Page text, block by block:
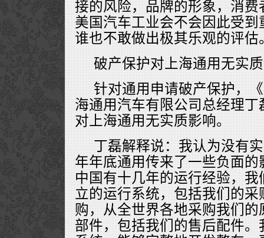
接的风险，品牌的形象，消
美国汽车工业会不会因此受
谁也不敢做出极其乐观的评估
破产保护对上海通用无实
针对通用申请破产保护，
海通用汽车有限公司总经理
对上海通用无实质影响。
丁磊解释说：我认为没有
年年底通用传来了一些负面
中国有十几年的运行经验，
立的运行系统，包括我们的
购，从全世界各地采购我们
部件，包括我们的售后配件